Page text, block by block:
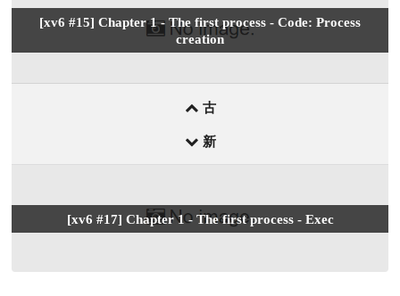
前
の
記
[xv6 #15] Chapter 1 - The first process - Code: Process
creation
古
新
[xv6 #17] Chapter 1 - The first process - Exec